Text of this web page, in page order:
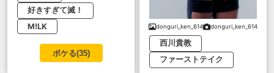
好きすぎて滅！
M!LK
ボケる(35)
donguri_ken_614 donguri_ken_614
西川貴教
ファーストテイク